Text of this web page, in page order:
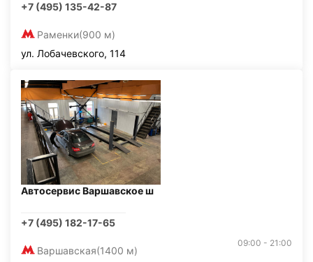
+7 (495) 135-42-87
Раменки(900 м)
ул. Лобачевского, 114
Автосервис Варшавское ш
+7 (495) 182-17-65
Варшавская(1400 м)
09:00 - 21:00